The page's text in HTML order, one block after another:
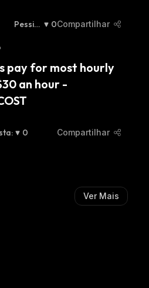
Pessim
0Compartilhar
pay for most hourly
an hour -
: 0 Compartilhar
Ver Mais